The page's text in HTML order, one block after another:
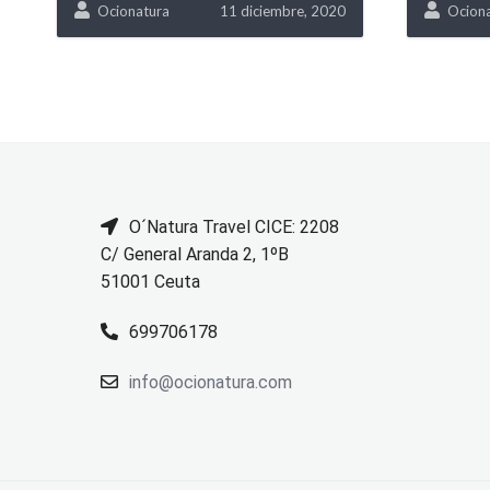
Ocionatura 11 diciembre, 2020
O´Natura Travel CICE: 2208
C/ General Aranda 2, 1ºB
51001 Ceuta
699706178
info@ocionatura.com